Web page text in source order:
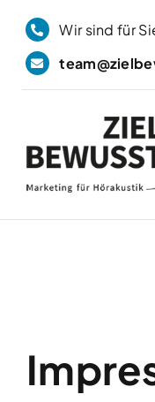
Zum
Inhalt
springen
Wir sind für
Home
Experten